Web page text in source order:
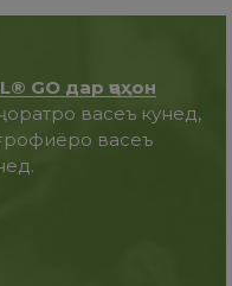
GO дар ҷаҳон
васеъ кунед,
васеъ